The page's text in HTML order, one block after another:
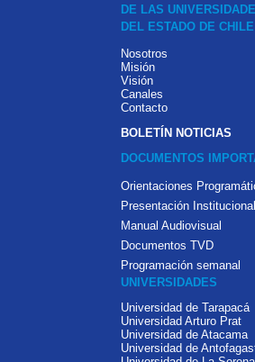
DE LAS
DEL ESTADO DE CHILE
Nosotros
Misión
Visión
Canales
Contacto
BOLETÍN NOTICIAS
DOCUMENTOS
Orientaciones
Presentación Institucional
Manual Audiovisual
Documentos TVD
Programación semanal
UNIVERSIDADES
Universidad de Tarapacá
Universidad Arturo Prat
Universidad de Atacama
Universidad de